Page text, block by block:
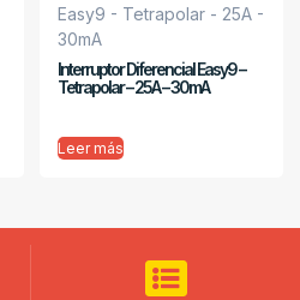
Interruptor Diferencial Easy9 –
Tetrapolar – 25A – 30mA
Leer más